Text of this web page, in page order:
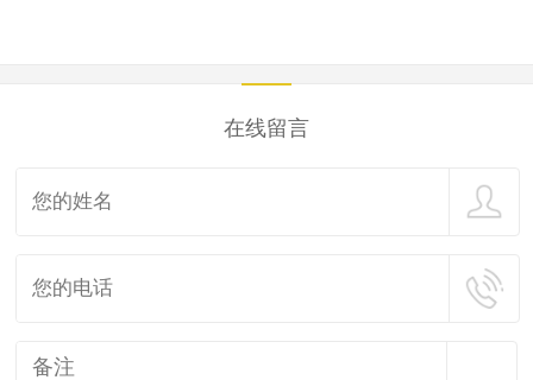
在线留言